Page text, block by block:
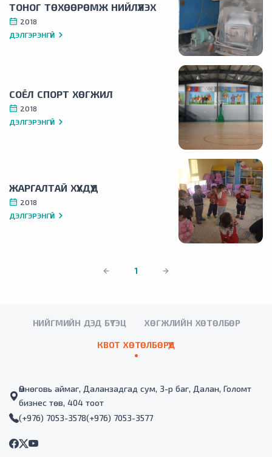
ТОНОГ ТӨХӨӨРӨМЖ НИЙЛҮҮЛЭХ
2018
ДЭЛГЭРЭНГҮЙ
СОЁЛ СПОРТ ХӨГЖИЛ
2018
ДЭЛГЭРЭНГҮЙ
ЖАРГАЛТАЙ ХҮҮХДҮҮД
2018
ДЭЛГЭРЭНГҮЙ
1
НИЙГМИЙН ДЭД БҮТЭЦ ХӨГЖЛИЙН ХӨТӨЛБӨР
КВОТ ХӨТӨЛБӨРҮҮД
Өмнөговь аймаг, Даланзадгад сум, 3-р баг, Далан, Голомт
бизнес төв, 404 тоот
(+976) 7053-3578(+976) 7053-3577